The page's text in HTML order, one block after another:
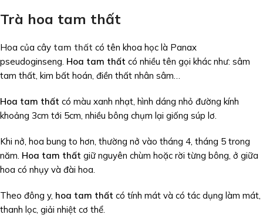
Trà hoa tam thất
Hoa của cây tam thất có tên khoa học là Panax
pseudoginseng. Hoa tam thất có nhiều tên gọi khác như: sâm
tam thất, kim bất hoán, điền thất nhân sâm…
Hoa tam thất có màu xanh nhạt, hình dáng nhỏ đường kính
khoảng 3cm tới 5cm, nhiều bông chụm lại giống súp lơ.
Khi nở, hoa bung to hơn, thường nở vào tháng 4, tháng 5 trong
năm. Hoa tam thất giữ nguyên chùm hoặc rời từng bông, ở giữa
hoa có nhụy và đài hoa.
Theo đông y, hoa tam thất có tính mát và có tác dụng làm mát,
thanh lọc, giải nhiệt cơ thể.